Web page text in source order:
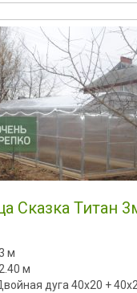
Сказка Титан
м
2.40 м
дуга 40x20 +